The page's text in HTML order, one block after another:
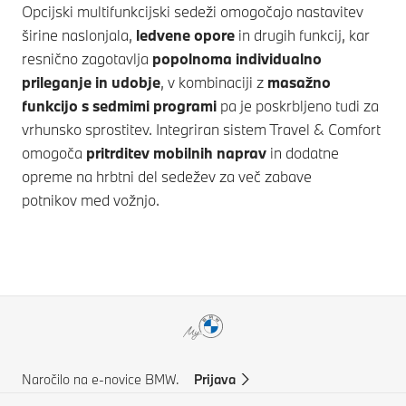
Opcijski multifunkcijski sedeži omogočajo nastavitev
širine naslonjala, ledvene opore in drugih funkcij, kar
resnično zagotavlja popolnoma individualno
prileganje in udobje, v kombinaciji z masažno
funkcijo s sedmimi programi pa je poskrbljeno tudi za
vrhunsko sprostitev. Integriran sistem Travel & Comfort
omogoča pritrditev mobilnih naprav in dodatne
opreme na hrbtni del sedežev za več zabave
potnikov med vožnjo.
Naročilo na e-novice BMW. Prijava